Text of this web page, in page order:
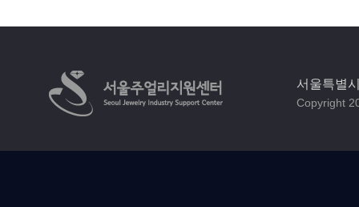
서울특별
Copyright